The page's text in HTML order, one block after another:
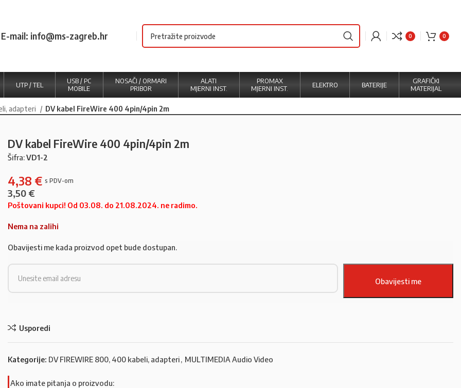
E-mail: info@ms-zagreb.hr 0 0
UTP / TEL
USB / PC
MOBILE
NOSAČI / ORMARI
PRIBOR
ALATI
MJERNI INST.
PROMAX
MJERNI INST.
ELEKTRO BATERIJE
GRAFIČKI
MATERIJAL
adapteri DV kabel FireWire 400 4pin/4pin 2m
DV kabel FireWire 400 4pin/4pin 2m
Šifra:VD1-2
4,38 €
3,50 €
Poštovani kupci! Od 03.08. do 21.08.2024. ne radimo.
Nema na zalihi
Obavijesti me kada proizvod opet bude dostupan.
Usporedi
Kategorije: DV FIREWIRE 800, 400 kabeli, adapteri, MULTIMEDIA Audio Video
Ako imate pitanja o proizvodu: